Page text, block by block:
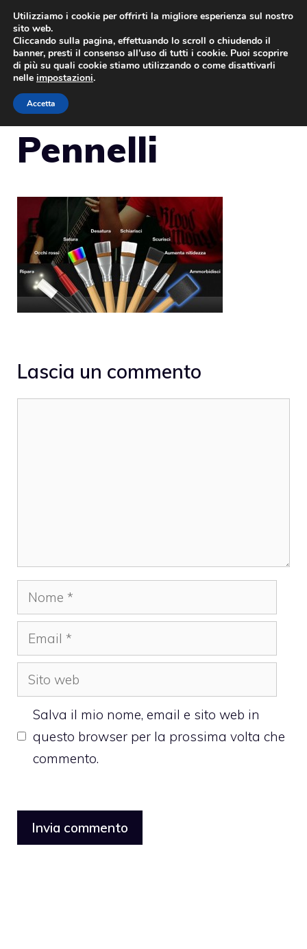
Vai
contenuto
Pennelli
Lascia un commento
Nome
Email
Sito
web
Salva il mio nome, email e sito web in
questo browser per la prossima volta che
commento.
Utilizziamo i cookie per offrirti la migliore esperienza sul nostro
sito web.
Cliccando sulla pagina, effettuando lo scroll o chiudendo il
banner, presti il consenso all’uso di tutti i cookie. Puoi scoprire
di più su quali cookie stiamo utilizzando o come disattivarli
nelle impostazioni.
Accetta